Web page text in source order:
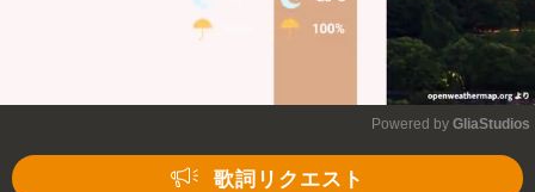
Powered by GliaStudios
歌詞リクエスト